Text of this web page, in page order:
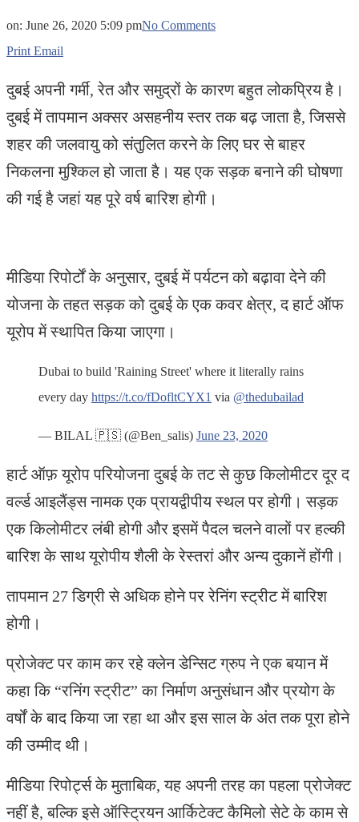
on: June 26, 2020 5:09 pmNo Comments
Print Email
दुबई अपनी गर्मी, रेत और समुद्रों के कारण बहुत लोकप्रिय है।
दुबई में तापमान अक्सर असहनीय स्तर तक बढ़ जाता है, जिससे
शहर की जलवायु को संतुलित करने के लिए घर से बाहर
निकलना मुश्किल हो जाता है। यह एक सड़क बनाने की घोषणा
की गई है जहां यह पूरे वर्ष बारिश होगी।
मीडिया रिपोर्टों के अनुसार, दुबई में पर्यटन को बढ़ावा देने की
योजना के तहत सड़क को दुबई के एक कवर क्षेत्र, द हार्ट ऑफ
यूरोप में स्थापित किया जाएगा।
Dubai to build 'Raining Street' where it literally rains
every day https://t.co/fDofltCYX1 via @thedubailad
— BILAL 🇵🇸 (@Ben_salis) June 23, 2020
हार्ट ऑफ़ यूरोप परियोजना दुबई के तट से कुछ किलोमीटर दूर द
वर्ल्ड आइलैंड्स नामक एक प्रायद्वीपीय स्थल पर होगी। सड़क
एक किलोमीटर लंबी होगी और इसमें पैदल चलने वालों पर हल्की
बारिश के साथ यूरोपीय शैली के रेस्तरां और अन्य दुकानें होंगी।
तापमान 27 डिग्री से अधिक होने पर रेनिंग स्ट्रीट में बारिश
होगी।
प्रोजेक्ट पर काम कर रहे क्लेन डेन्सिट ग्रुप ने एक बयान में
कहा कि “रनिंग स्ट्रीट” का निर्माण अनुसंधान और प्रयोग के
वर्षों के बाद किया जा रहा था और इस साल के अंत तक पूरा होने
की उम्मीद थी।
मीडिया रिपोर्ट्स के मुताबिक, यह अपनी तरह का पहला प्रोजेक्ट
नहीं है, बल्कि इसे ऑस्ट्रियन आर्किटेक्ट कैमिलो सेटे के काम से